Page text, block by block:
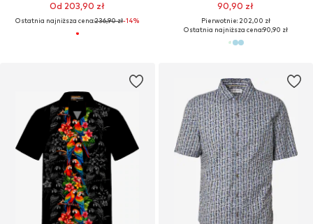
Od 203,90 zł
Ostatnia najniższa cena:236,90 zł-14%
90,90 zł
Pierwotnie: 202,00 zł
Ostatnia najniższa cena:90,90 zł